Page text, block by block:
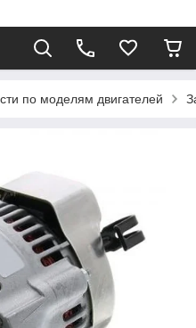
по моделям двигателей